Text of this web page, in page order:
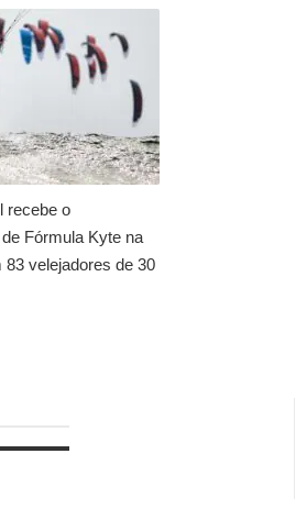
recebe o
Fórmula Kyte na
83 velejadores de 30